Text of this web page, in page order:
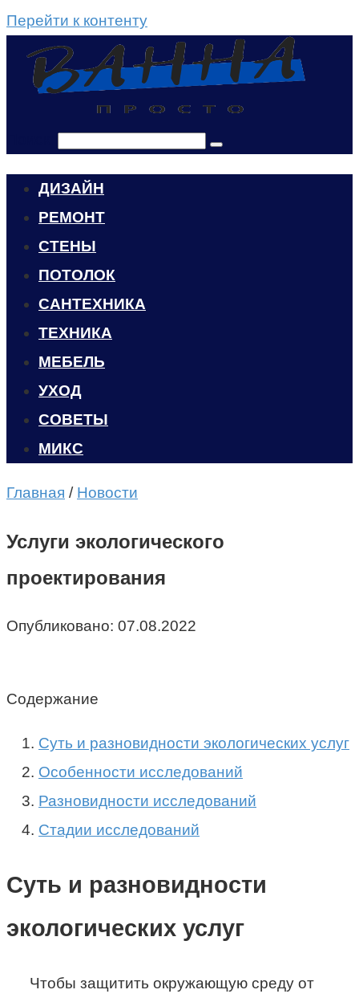
Перейти к контенту
ДИЗАЙН
РЕМОНТ
СТЕНЫ
ПОТОЛОК
САНТЕХНИКА
ТЕХНИКА
МЕБЕЛЬ
УХОД
CОВЕТЫ
МИКС
Главная / Новости
Услуги экологического
проектирования
Опубликовано: 07.08.2022
Содержание
Суть и разновидности экологических услуг
Особенности исследований
Разновидности исследований
Стадии исследований
Суть и разновидности
экологических услуг
Чтобы защитить окружающую среду от